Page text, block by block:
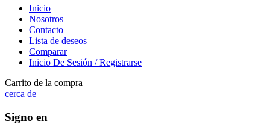
Inicio
Nosotros
Contacto
Lista de deseos
Comparar
Inicio De Sesión / Registrarse
Carrito de la compra
cerca de
Signo en